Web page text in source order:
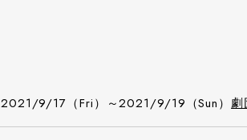
2021/9/17（Fri）～2021/9/19（Sun）劇